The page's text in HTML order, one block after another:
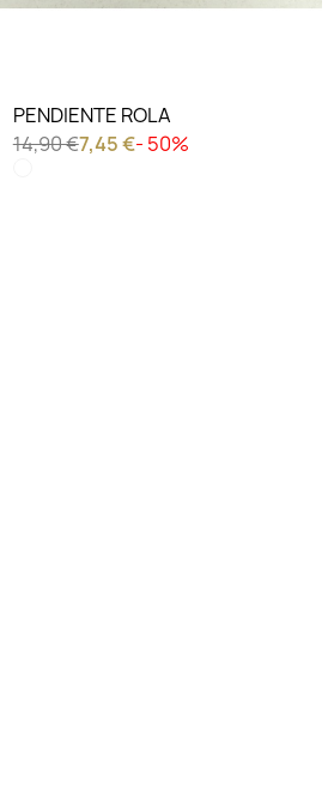
PENDIENTE ROLA
14,90 €7,45 €- 50%